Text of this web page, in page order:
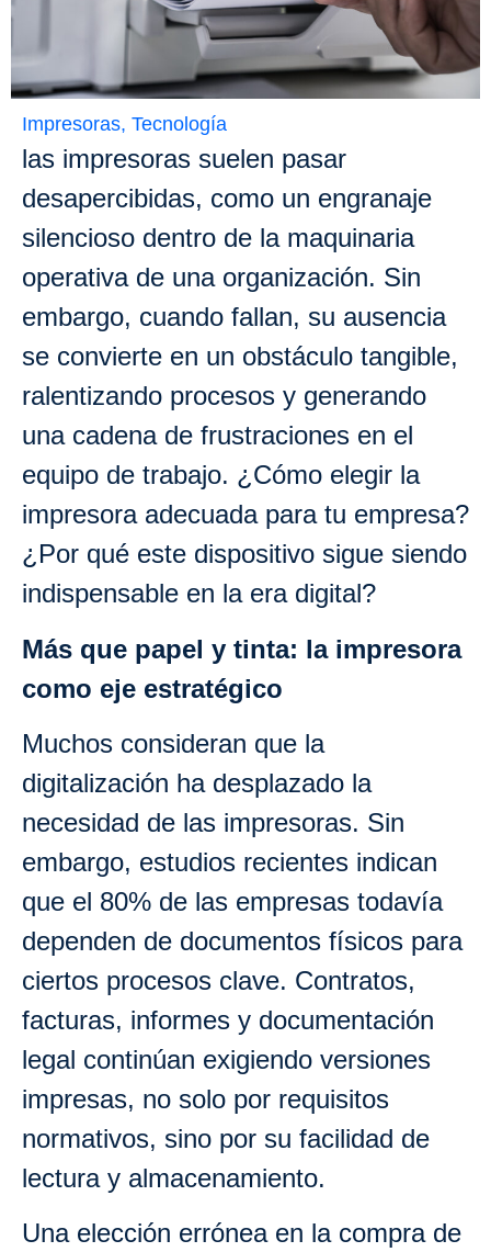
Impresoras, Tecnología
las impresoras suelen pasar
desapercibidas, como un engranaje
silencioso dentro de la maquinaria
operativa de una organización. Sin
embargo, cuando fallan, su ausencia
se convierte en un obstáculo tangible,
ralentizando procesos y generando
una cadena de frustraciones en el
equipo de trabajo. ¿Cómo elegir la
impresora adecuada para tu empresa?
¿Por qué este dispositivo sigue siendo
indispensable en la era digital?
Más que papel y tinta: la impresora
como eje estratégico
Muchos consideran que la
digitalización ha desplazado la
necesidad de las impresoras. Sin
embargo, estudios recientes indican
que el 80% de las empresas todavía
dependen de documentos físicos para
ciertos procesos clave. Contratos,
facturas, informes y documentación
legal continúan exigiendo versiones
impresas, no solo por requisitos
normativos, sino por su facilidad de
lectura y almacenamiento.
Una elección errónea en la compra de